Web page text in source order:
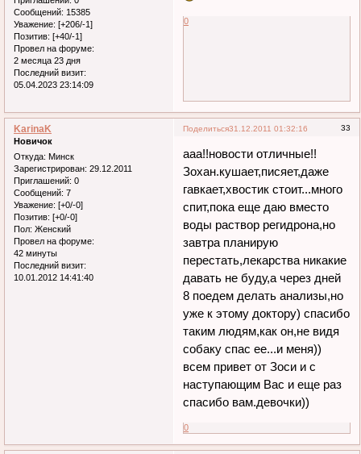
Сообщений: 15385
Уважение: [+206/-1]
Позитив: [+40/-1]
Провел на форуме:
2 месяца 23 дня
Последний визит:
05.04.2023 23:14:09
0
Поделиться 33
31.12.2011 01:32:16
KarinaK
Новичок
Откуда: Минск
Зарегистрирован: 29.12.2011
Приглашений: 0
Сообщений: 7
Уважение: [+0/-0]
Позитив: [+0/-0]
Пол: Женский
Провел на форуме:
42 минуты
Последний визит:
10.01.2012 14:41:40
ааа!!новости отличные!!
Зохан.кушает,писяет,даже
гавкает,хвостик стоит...много
спит,пока еще даю вместо
воды раствор регидрона,но
завтра планирую
перестать,лекарства никакие
давать не буду,а через дней
8 поедем делать анализы,но
уже к этому доктору) спасибо
таким людям,как он,не видя
собаку спас ее...и меня))
всем привет от Зоси и с
наступающим Вас и еще раз
спасибо вам.девочки))
0